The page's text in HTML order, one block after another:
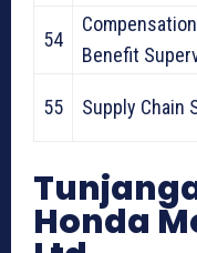
54
Benefit
55 Supply Chain
Honda